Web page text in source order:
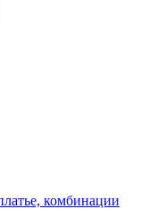
комбинации